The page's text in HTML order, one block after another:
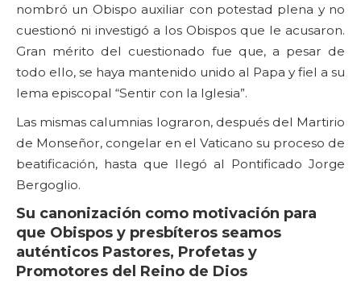
nombró un Obispo auxiliar con potestad plena y no
cuestionó ni investigó a los Obispos que le acusaron.
Gran mérito del cuestionado fue que, a pesar de
todo ello, se haya mantenido unido al Papa y fiel a su
lema episcopal “Sentir con la Iglesia”.
Las mismas calumnias lograron, después del Martirio
de Monseñor, congelar en el Vaticano su proceso de
beatificación, hasta que llegó al Pontificado Jorge
Bergoglio.
Su canonización como motivación para
que Obispos y presbíteros seamos
auténticos Pastores, Profetas y
Promotores del Reino de Dios